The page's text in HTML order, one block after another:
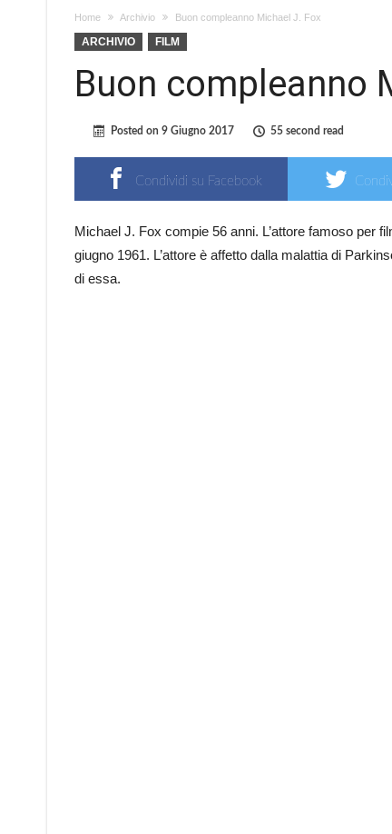
Home Archivio Buon compleanno Michael J. Fox
ARCHIVIO FILM
Buon compleanno
Posted on 9 Giugno 2017 55 second read
Condividi su Facebook
Michael J. Fox compie 56 anni. L’attore famoso per
giugno 1961. L’attore è affetto dalla malattia di
di essa.